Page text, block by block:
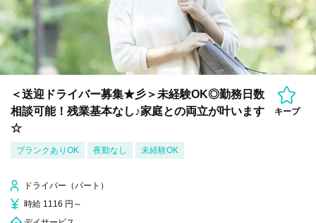
＜送迎ドライバー募集★彡＞未経験OK◎勤務日数
相談可能！残業基本なし♪家庭との両立が叶います
☆
キープ
ブランクありOK 夜勤なし 未経験OK
ドライバー（パート）
時給 1116 円～